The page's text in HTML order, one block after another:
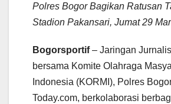
Polres Bogor Bagikan Ratusan
Stadion Pakansari, Jumat 29
Bogorsportif– Jaringan
bersama Komite Olahraga
Indonesia (KORMI), Polres
Today.com, berkolaborasi